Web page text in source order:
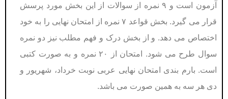
آزمون است و ۹ نمره از سوالات از این بخش مورد پرسش
قرار می گیرد. بخش قواعد ۷ نمره از امتحان نهایی را به خود
اختصاص می دهد. و از بخش درک و فهم مطلب نیز دو نمره
سوال طرح می شود. امتحان از ۲۰ نمره و به صورت کتبی
است. بارم بندی امتحان نهایی عربی نوبت خرداد، شهریور و
دی هر سه به همین صورت می باشد.